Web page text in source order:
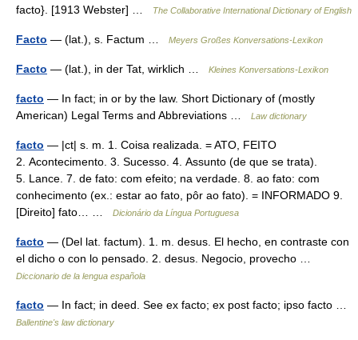
facto}. [1913 Webster] …
The Collaborative International Dictionary of English
Facto — (lat.), s. Factum … Meyers Großes Konversations-Lexikon
Facto — (lat.), in der Tat, wirklich … Kleines Konversations-Lexikon
facto — In fact; in or by the law. Short Dictionary of (mostly
American) Legal Terms and Abbreviations …
Law dictionary
facto — |ct| s. m. 1. Coisa realizada. = ATO, FEITO
2. Acontecimento. 3. Sucesso. 4. Assunto (de que se trata).
5. Lance. 7. de fato: com efeito; na verdade. 8. ao fato: com
conhecimento (ex.: estar ao fato, pôr ao fato). = INFORMADO 9.
[Direito] fato… …
Dicionário da Língua Portuguesa
facto — (Del lat. factum). 1. m. desus. El hecho, en contraste con
el dicho o con lo pensado. 2. desus. Negocio, provecho …
Diccionario de la lengua española
facto — In fact; in deed. See ex facto; ex post facto; ipso facto …
Ballentine's law dictionary